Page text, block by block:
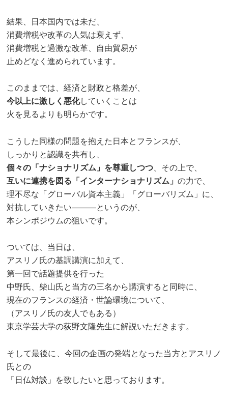
結果、日本国内では未だ、
消費増税や改革の人気は衰えず、
消費増税と過激な改革、自由貿易が
止めどなく進められています。
このままでは、経済と財政と格差が、
今以上に激しく悪化していくことは
火を見るよりも明らかです。
こうした同様の問題を抱えた日本とフランスが、
しっかりと認識を共有し、
個々の「ナショナリズム」を尊重しつつ 、その上で、
互いに連携を図る「インターナショナリズム」の力で、
理不尽な「グローバル資本主義」「グローバリズム」に、
対抗していきたい―――というのが、
本シンポジウムの狙いです。
ついては、当日は、
アスリノ氏の基調講演に加えて、
第一回で話題提供を行った
中野氏、柴山氏と当方の三名から講演すると同時に、
現在のフランスの経済・世論環境について、
（アスリノ氏の友人でもある）
東京学芸大学の荻野文隆先生に解説いただきます。
そして最後に、今回の企画の発端となった当方とアスリノ
氏との
「日仏対談」を致したいと思っております。